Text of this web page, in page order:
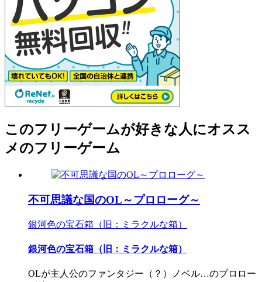
このフリーゲームが好きな人にオスス
メのフリーゲーム
不可思議な国のOL～プロローグ～
銀河色の宝石箱（旧：ミラクルな箱）
銀河色の宝石箱（旧：ミラクルな箱）
OLが主人公のファンタジー（？）ノベル…のプロロー